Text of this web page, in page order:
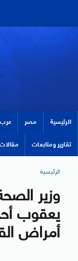
الرئيسية مصر عرب
تقارير ومتابعات
الرئيسية
وزير
يعقوب
أمراض